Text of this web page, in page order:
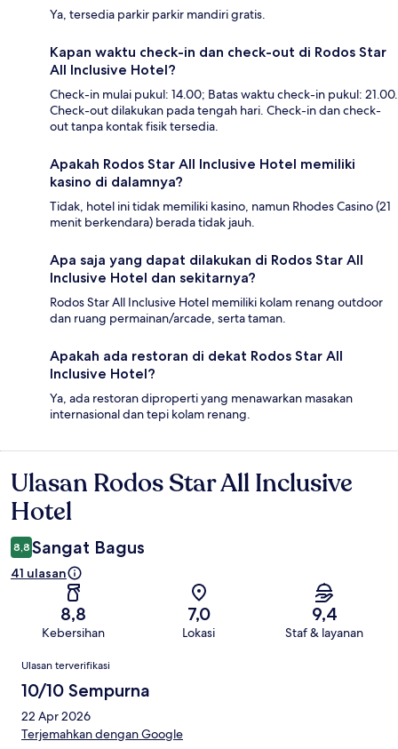
Ya, tersedia parkir parkir mandiri gratis.
Kapan waktu check-in dan check-out di Rodos Star
All Inclusive Hotel?
Check-in mulai pukul: 14.00; Batas waktu check-in pukul: 21.00.
Check-out dilakukan pada tengah hari. Check-in dan check-
out tanpa kontak fisik tersedia.
Apakah Rodos Star All Inclusive Hotel memiliki
kasino di dalamnya?
Tidak, hotel ini tidak memiliki kasino, namun Rhodes Casino (21
menit berkendara) berada tidak jauh.
Apa saja yang dapat dilakukan di Rodos Star All
Inclusive Hotel dan sekitarnya?
Rodos Star All Inclusive Hotel memiliki kolam renang outdoor
dan ruang permainan/arcade, serta taman.
Apakah ada restoran di dekat Rodos Star All
Inclusive Hotel?
Ya, ada restoran diproperti yang menawarkan masakan
internasional dan tepi kolam renang.
Ulasan
Ulasan Rodos Star All Inclusive
Hotel
8,8 Sangat Bagus
41 ulasan
8,8
Kebersihan
7,0
Lokasi
9,4
Staf & layanan
Ulasan
Ulasan terverifikasi
10/10 Sempurna
22 Apr 2026
Terjemahkan dengan Google